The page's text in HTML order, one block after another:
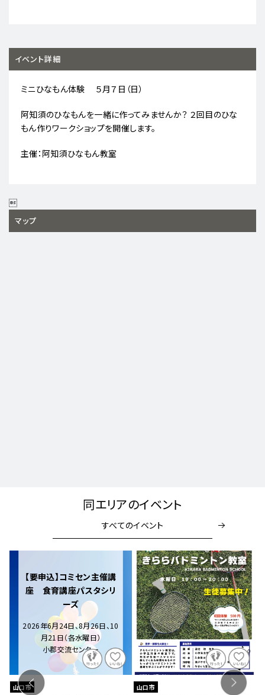
イベント詳細
ミニひなもん体験 ５月７日（日）
阿知須のひなもんを一緒に作ってみませんか？ ２回目のひな
もん作りワークショップを開催します。
主催：阿知須ひなもん教室

マップ
同エリアのイベント
すべてのイベント
【要申込】コミセン主催講
座 食育講座パスタシリ
ーズ
2026年6月24日、8月26日、10
月21日（各水曜日）
小郡交流センター
山口市 山口市